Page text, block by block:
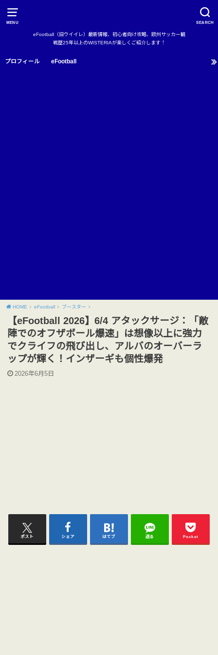
MENU SEARCH
eFootball（旧ウイイレ）最新情報、初心者向け攻略、欧州サッカー観
戦歴25年以上のWISTERIAが楽しくご紹介します！
プロフィール eFootball
HOME eFootball ブースター
【eFootball 2026】6/4 アタックサージ：「敵
陣でのオフザボール爆速」は想像以上に強力
でクライフの飛び出し、アルバのオーバーラ
ップが輝く！インザーギも個性爆発
2026年6月5日
ポスト シェア はてブ 送る Pocket